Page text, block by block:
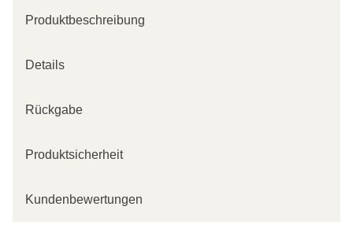
Produktbeschreibung
Details
Rückgabe
Produktsicherheit
Kundenbewertungen